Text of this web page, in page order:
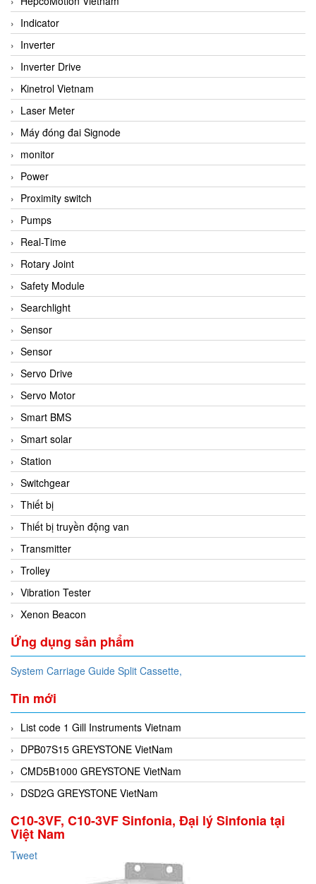
Indicator
Inverter
Inverter Drive
Kinetrol Vietnam
Laser Meter
Máy đóng đai Signode
monitor
Power
Proximity switch
Pumps
Real-Time
Rotary Joint
Safety Module
Searchlight
Sensor
Sensor
Servo Drive
Servo Motor
Smart BMS
Smart solar
Station
Switchgear
Thiết bị
Thiết bị truyền động van
Transmitter
Trolley
Vibration Tester
Xenon Beacon
Ứng dụng sản phẩm
System Carriage Guide Split Cassette,
Tin mới
List code 1 Gill Instruments Vietnam
DPB07S15 GREYSTONE VietNam
CMD5B1000 GREYSTONE VietNam
DSD2G GREYSTONE VietNam
C10-3VF, C10-3VF Sinfonia, Đại lý Sinfonia tại
Việt Nam
Tweet